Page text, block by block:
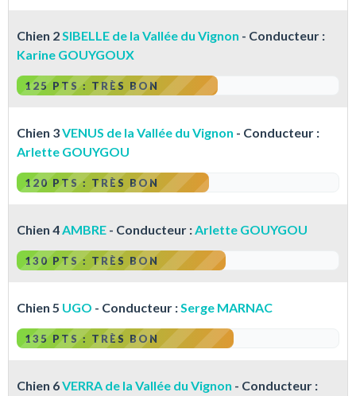
Chien 2SIBELLE de la Vallée du Vignon - Conducteur :
Karine GOUYGOUX
125 PTS : TRÈS BON
Chien 3VENUS de la Vallée du Vignon - Conducteur :
Arlette GOUYGOU
120 PTS : TRÈS BON
Chien 4AMBRE - Conducteur :Arlette GOUYGOU
130 PTS : TRÈS BON
Chien 5 UGO - Conducteur :Serge MARNAC
135 PTS : TRÈS BON
Chien 6VERRA de la Vallée du Vignon - Conducteur :